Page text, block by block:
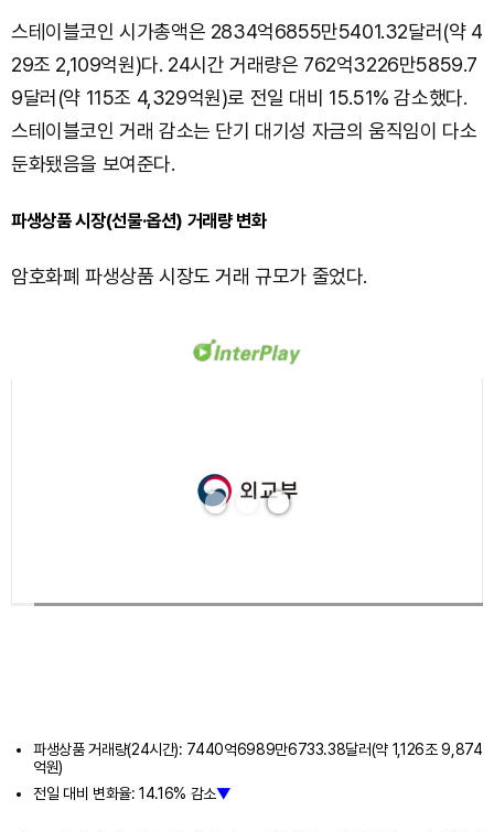
스테이블코인 시가총액은 2834억6855만5401.32달러(약 4
29조 2,109억원)다. 24시간 거래량은 762억3226만5859.7
9달러(약 115조 4,329억원)로 전일 대비 15.51% 감소했다.
스테이블코인 거래 감소는 단기 대기성 자금의 움직임이 다소
둔화됐음을 보여준다.
파생상품 시장(선물·옵션) 거래량 변화
암호화폐 파생상품 시장도 거래 규모가 줄었다.
파생상품 거래량(24시간): 7440억6989만6733.38달러(약 1,126조 9,874
억원)
전일 대비 변화율: 14.16% 감소▼